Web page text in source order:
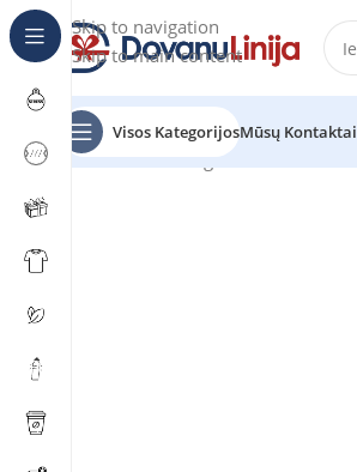
Skip to navigation
Skip to main content
Visos KategorijosMūsų Kontaktai
Pradžia Katalogas